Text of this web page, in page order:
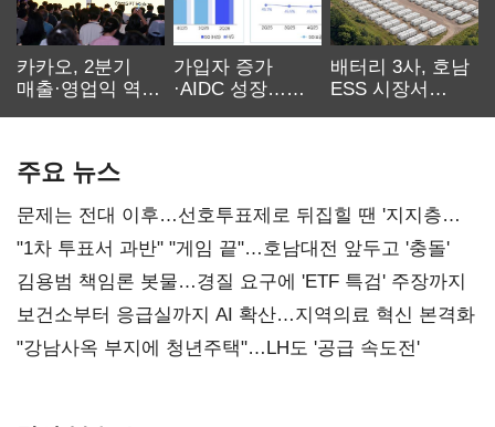
카카오, 2분기
매출·영업익 역대
가입자 증가
·AIDC 성장…
배터리 3사, 호남
ESS 시장서
주요 뉴스
문제는 전대 이후…선호투표제로 뒤집힐 땐 '지지층
불복'
"1차 투표서 과반" "게임 끝"…호남대전 앞두고 '충돌'
김용범 책임론 봇물…경질 요구에 'ETF 특검' 주장까지
보건소부터 응급실까지 AI 확산…지역의료 혁신 본격화
"강남사옥 부지에 청년주택"…LH도 '공급 속도전'